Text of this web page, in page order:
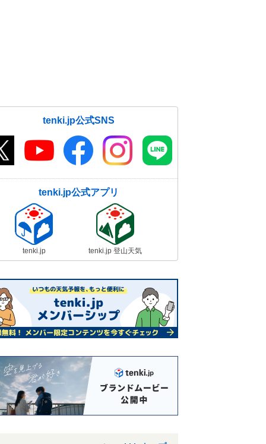
tenki.jp公式SNS
tenki.jp公式アプリ
tenki.jp tenki.jp 登山天気